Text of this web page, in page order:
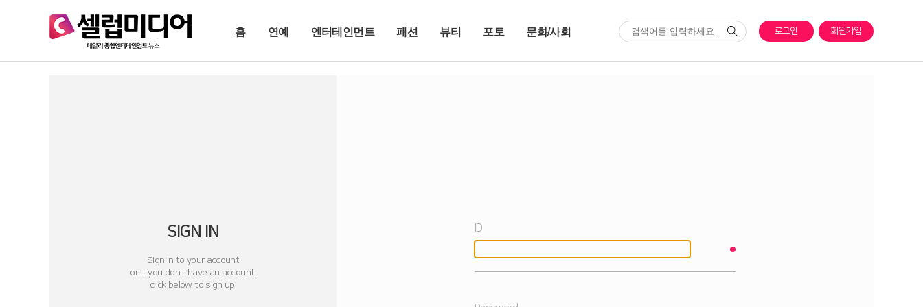
로그인 회원가입
홈 연예 엔터테인먼트 패션 뷰티 포토 문화/사회
SIGN IN
Sign in to your account
or if you don't have an account.
click below to sign up.
ID